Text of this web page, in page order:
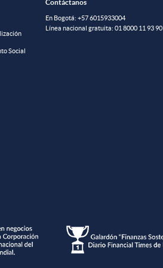
Social
Contáctanos
En Bogotá: +57 6015933004
Línea nacional gratuita: 01 8000 11 93 90